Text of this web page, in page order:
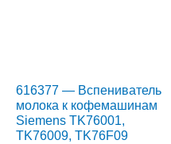
616377 — Вспениватель
молока к кофемашинам
Siemens TK76001,
TK76009, TK76F09